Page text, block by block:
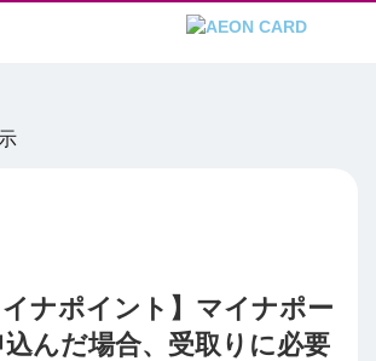
イナポイント】マイナポー
んだ場合、受取りに必要